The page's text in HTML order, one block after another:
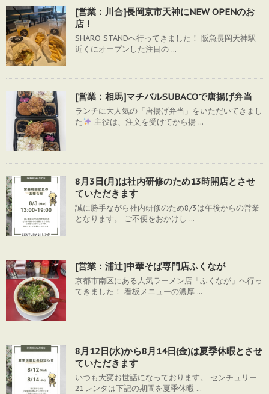
[営業：川合]長岡京市天神にNEW OPENのお
店！
SHARO STANDへ行ってきました！ 阪急長岡天神駅
近くにオープンした注目の ...
[営業：相馬]マチバルSUBACOで唐揚げ弁当
ランチに大人気の「唐揚げ弁当」をいただいてきまし
た
主役は、注文を受けてから揚 ...
8月3日(月)は社内研修のため13時開店とさせ
ていただきます
誠に勝手ながら社内研修のため8/3は午後からの営業
となります。 ご不便をおかけし ...
[営業：浦辻]中華そば専門店ふくなが
京都市南区にある人気ラーメン店「ふくなが」へ行っ
てきました！ 看板メニューの濃厚 ...
8月12日(水)から8月14日(金)は夏季休暇とさせ
ていただきます
いつも大変お世話になっております。 センチュリー
21レンタは下記の期間を夏季休暇 ...